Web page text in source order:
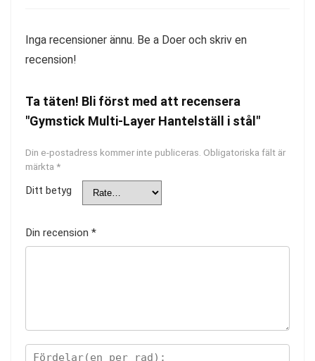
Inga recensioner ännu. Be a Doer och skriv en
recension!
Ta täten! Bli först med att recensera
"Gymstick Multi-Layer Hantelställ i stål"
Din e-postadress kommer inte publiceras. Obligatoriska fält är
märkta *
Ditt betyg
Din recension *